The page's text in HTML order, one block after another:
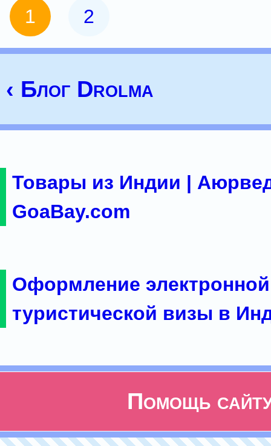
1 2
‹ Блог Drolma
Товары из Индии |
GoaBay.com
Оформление электронной
туристической визы в
Помощь